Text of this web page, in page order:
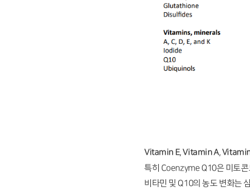
Vitamin E,Vitamin A,
특히 Coenzyme Q10은 미토콘
비타민 및 Q10의 농도 변화는